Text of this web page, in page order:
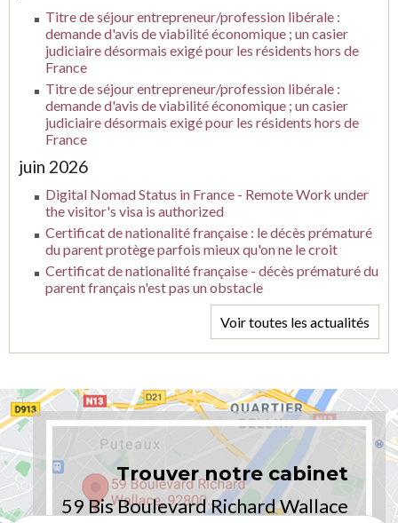
Titre de séjour entrepreneur/profession libérale :
demande d'avis de viabilité économique ; un casier
judiciaire désormais exigé pour les résidents hors de
France
Titre de séjour entrepreneur/profession libérale :
demande d'avis de viabilité économique ; un casier
judiciaire désormais exigé pour les résidents hors de
France
juin 2026
Digital Nomad Status in France - Remote Work under
the visitor's visa is authorized
Certificat de nationalité française : le décès prématuré
du parent protège parfois mieux qu'on ne le croit
Certificat de nationalité française - décès prématuré du
parent français n'est pas un obstacle
Voir toutes les actualités
Trouver notre cabinet
59 Bis Boulevard Richard Wallace